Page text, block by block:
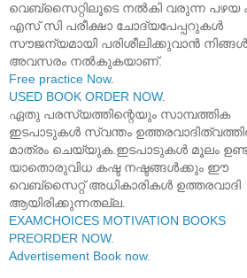
വെബ്സൈറ്റിലൂടെ നൽകി വരുന്ന പഴയ
എസ് സി പരീക്ഷാ ചോദ്യപേപ്പറുകൾ
സൗജന്യമായി പരിശീലിക്കുവാൻ
അവസരം നൽകുകയാണ്.
Free practice Now.
USED BOOK ORDER NOW.
ഏതു പരസ്യത്തിന്റെയും സാമ്പത്തിക
ഇടപാടുകൾ സ്വന്തം
മാത്രം ചെയ്യുക.ഇടപാടുകൾ മൂലം
യാതൊരുവിധ കഷ്ട നഷ്ടങ്ങൾക്കും ഈ
വെബ്സൈറ്റ് അധികാരികൾ ഉത്തരവാദി
ആയിരിക്കുന്നതല്ല.
EXAMCHOICES MOTIVATION BOOKS
PREORDER NOW.
Advertisement Book now.